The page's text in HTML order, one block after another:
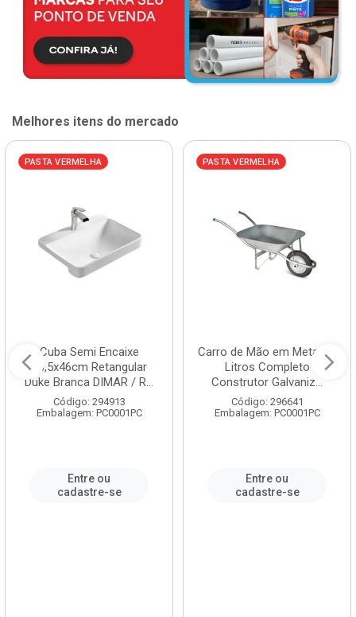
Melhores itens do mercado
PASTA VERMELHA
Cuba Semi Encaixe
58,5x46cm Retangular
Duke Branca DIMAR / R...
Código: 294913
Embalagem: PC0001PC
Entre ou
cadastre-se
PASTA VERMELHA
Carro de Mão em Metal 60
Litros Completo
Construtor Galvaniz...
Código: 296641
Embalagem: PC0001PC
Entre ou
cadastre-se